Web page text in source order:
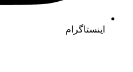
اینستاگرام